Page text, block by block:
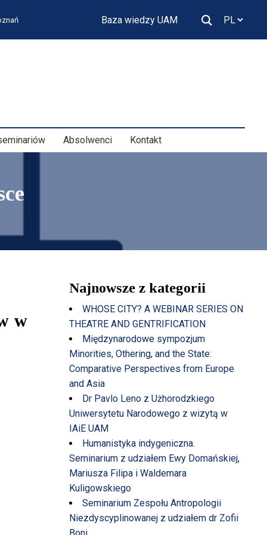
Baza wiedzy UAM
Absolwenci Kontakt
w
Najnowsze z kategorii
WHOSE CITY? A WEBINAR SERIES ON
THEATRE AND GENTRIFICATION
Międzynarodowe sympozjum
Minorities, Othering, and the State:
Comparative Perspectives from Europe
and Asia
Dr Pavlo Leno z Użhorodzkiego
Uniwersytetu Narodowego z wizytą w
IAiE UAM
Humanistyka indygeniczna.
Seminarium z udziałem Ewy Domańskiej,
Mariusza Filipa i Waldemara
Kuligowskiego
Seminarium Zespołu Antropologii
Niezdyscyplinowanej z udziałem dr Zofii